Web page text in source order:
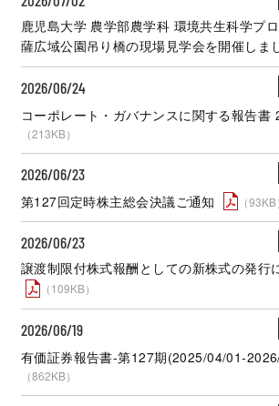
鹿児島大学 農学部農学科 環境共生科学プ
薩広域公園吊り橋の現場見学会を開催しま
2026/06/24
コーポレート・ガバナンスに関する報告書
（213KB）
2026/06/23
第127回定時株主総会決議ご通知
（93KB）
2026/06/23
譲渡制限付株式報酬としての新株式の発行
（109KB）
2026/06/19
有価証券報告書-第127期(2025/04/01-
（862KB）